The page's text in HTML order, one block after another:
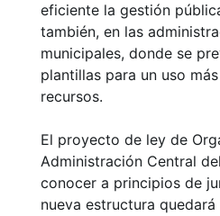
eficiente la gestión
también, en las
municipales, donde se
plantillas para un uso
recursos.
El proyecto de ley de
Administración Central
conocer a principios de
nueva estructura